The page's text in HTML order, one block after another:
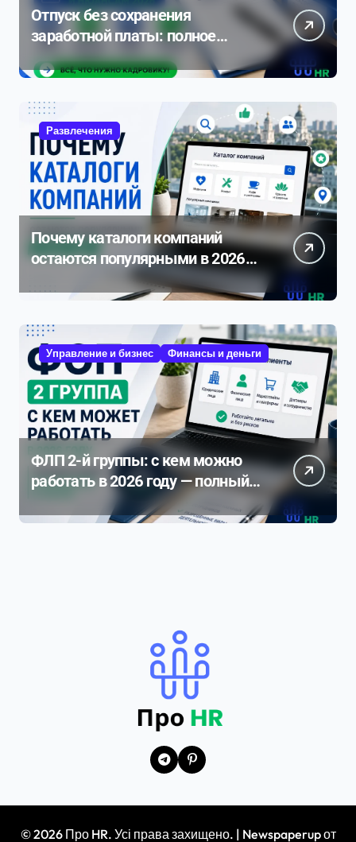
Отпуск без сохранения
заработной платы: полное
руководство по оформлению и
нюансам 2026
Развлечения
Почему каталоги компаний
остаются популярными в 2026
Управление и бизнес Финансы и деньги
ФЛП 2-й группы: с кем можно
работать в 2026 году — полный
разбор ограничений и рисков
© 2026 Про HR. Усі права захищено. | Newspaperupот